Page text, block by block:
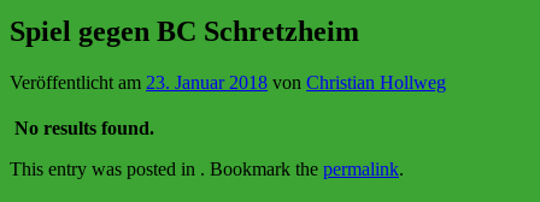
Spiel gegen BC Schretzheim
Veröffentlicht am 23. Januar 2018 von Christian Hollweg
No results found.
This entry was posted in . Bookmark the permalink.